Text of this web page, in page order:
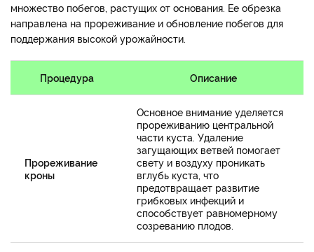
множество побегов, растущих от основания. Ее обрезка
направлена на прореживание и обновление побегов для
поддержания высокой урожайности.
Процедура Описание
Прореживание
кроны
Основное внимание уделяется
прореживанию центральной
части куста. Удаление
загущающих ветвей помогает
свету и воздуху проникать
вглубь куста, что
предотвращает развитие
грибковых инфекций и
способствует равномерному
созреванию плодов.